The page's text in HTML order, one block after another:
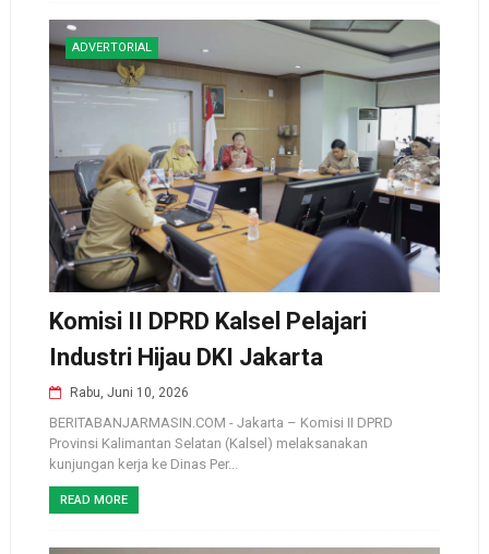
ADVERTORIAL
Komisi II DPRD Kalsel Pelajari
Industri Hijau DKI Jakarta
Rabu, Juni 10, 2026
BERITABANJARMASIN.COM - Jakarta – Komisi II DPRD
Provinsi Kalimantan Selatan (Kalsel) melaksanakan
kunjungan kerja ke Dinas Per...
READ MORE